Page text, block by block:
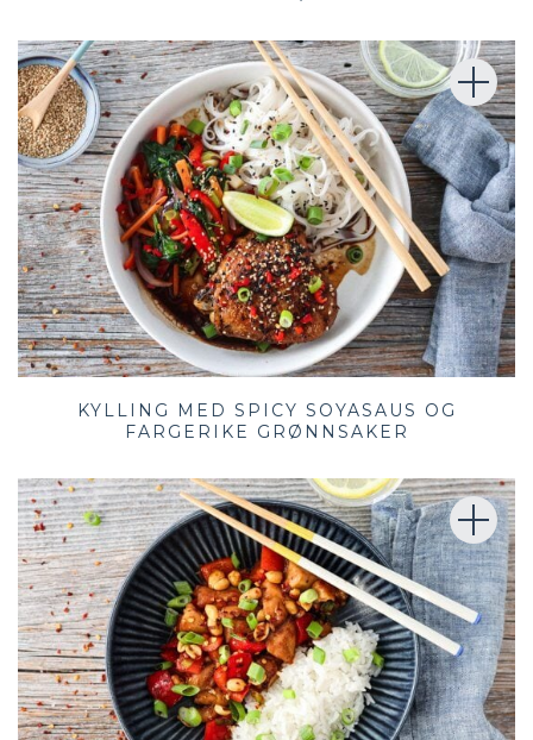
KYLLING MED SPICY SOYASAUS OG
FARGERIKE GRØNNSAKER